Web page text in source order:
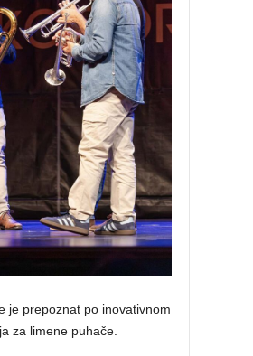
je prepoznat po inovativnom
za limene puhače.